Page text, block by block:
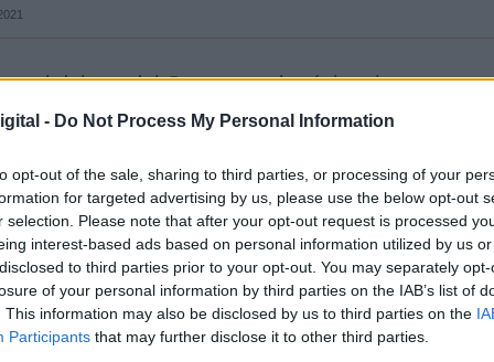
- Do Not Process My Personal Information
opt-out of the sale, sharing to third parties, or processing of your
for targeted advertising by us, please use the below opt-out
selection. Please note that after your opt-out request is processed
interest-based ads based on personal information utilized by us
to third parties prior to your opt-out. You may separately
of your personal information by third parties on the IAB’s list of
This information may also be disclosed by us to third parties on the
Participants that may further disclose it to other third parties.
el debate del Congreso el próximo jueves
un total de 155 votos que suman PSOE y
también el apoyo de Esquerra Republicana
(2), Compromís (1), BNG (1) y Nueva
supondría un traspaso de la mayoría
el PRC o Teruel Existe.Frente a estas
Vox (52), Ciudadanos (9), UPN (2) y Foro
del Gobierno, prefieren no adelantar
(4).